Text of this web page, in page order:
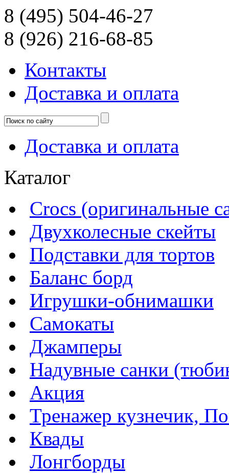
8 (495) 504-46-27
8 (926) 216-68-85
Контакты
Доcтавка и оплата
Доcтавка и оплата
Каталог
Crocs (оригинальные
Двухколесные скейты
Подставки для тортов
Баланс борд
Игрушки-обнимашки
Самокаты
Джамперы
Надувные санки
Акция
Тренажер кузнечик,
Квады
Лонгборды